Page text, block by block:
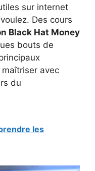
sur internet
Des cours
Black Hat Money
bouts de
avec
du
les